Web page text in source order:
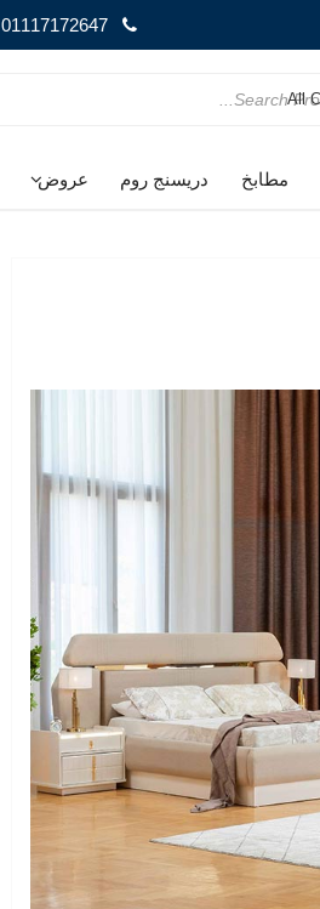
01117172647
مطابخ دريسنج روم عروض